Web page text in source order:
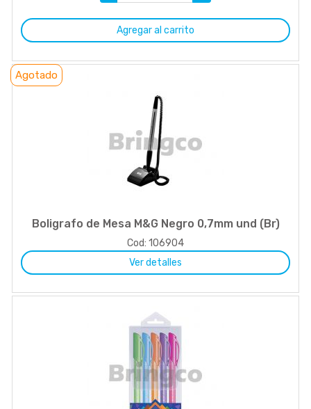
Agregar al carrito
Agotado
Boligrafo de Mesa M&G Negro 0,7mm und (Br)
Cod: 106904
Ver detalles